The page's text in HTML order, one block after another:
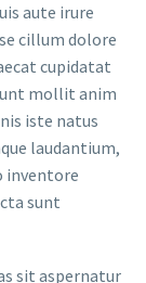
aute irure
cillum dolore
cupidatat
mollit anim
iste natus
laudantium,
inventore
sunt
sit aspernatur